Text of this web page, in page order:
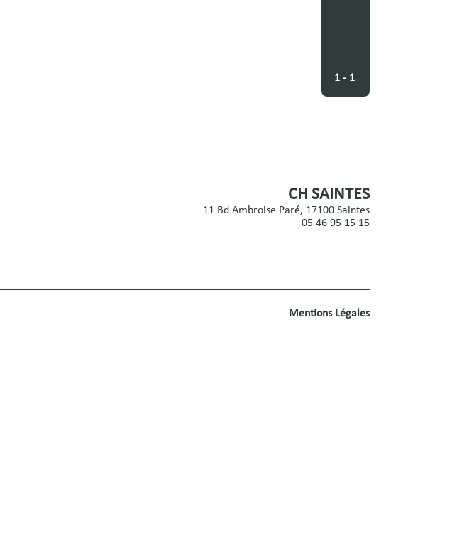
1 - 1
CH SAINTES
11 Bd Ambroise Paré, 17100 Saintes
05 46 95 15 15
Mentions Légales